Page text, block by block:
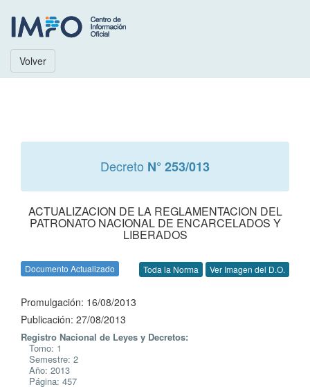
Volver
Decreto N° 253/013
ACTUALIZACION DE LA REGLAMENTACION DEL
PATRONATO NACIONAL DE ENCARCELADOS Y
LIBERADOS
Documento Actualizado Toda la Norma Ver Imagen del D.O.
Promulgación: 16/08/2013
Publicación: 27/08/2013
Registro Nacional de Leyes y Decretos:
Tomo: 1
Semestre: 2
Año: 2013
Página: 457